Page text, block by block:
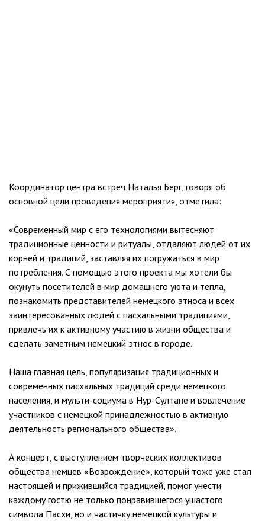
Координатор центра встреч Наталья Берг, говоря об
основной цели проведения мероприятия, отметила:
«Современный мир с его технологиями вытесняют
традиционные ценности и ритуалы, отдаляют людей от их
корней и традиций, заставляя их погружаться в мир
потребления. С помощью этого проекта мы хотели бы
окунуть посетителей в мир домашнего уюта и тепла,
познакомить представителей немецкого этноса и всех
заинтересованных людей с пасхальными традициями,
привлечь их к активному участию в жизни общества и
сделать заметным немецкий этнос в городе.
Наша главная цель, популяризация традиционных и
современных пасхальных традиций среди немецкого
населения, и мульти-социума в Нур-Султане и вовлечение
участников с немецкой принадлежностью в активную
деятельность регионального общества».
А концерт, с выступлением творческих коллективов
общества немцев «Возрождение», который тоже уже стал
настоящей и прижившийся традицией, помог унести
каждому гостю не только понравившегося ушастого
символа Пасхи, но и частичку немецкой культуры и